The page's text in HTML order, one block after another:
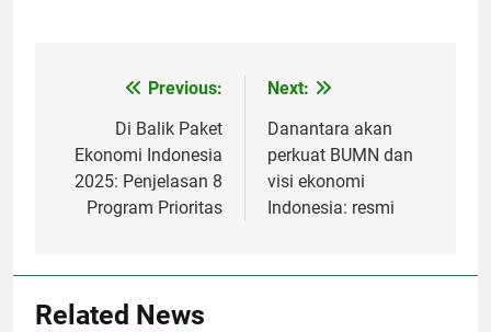
navigation
Previous:
Di Balik Paket
Ekonomi Indonesia
2025: Penjelasan 8
Program Prioritas
Next:
Danantara akan
perkuat BUMN dan
visi ekonomi
Indonesia: resmi
Related News